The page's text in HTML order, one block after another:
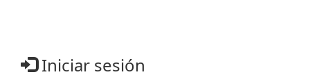
Iniciar sesión